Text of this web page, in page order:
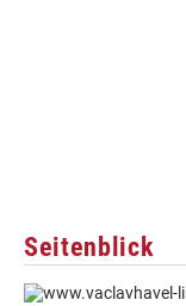
Seitenblick